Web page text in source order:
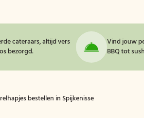
cateraars, altijd vers
bezorgd.
Vind jouw
BBQ tot
bestellen in Spijkenisse